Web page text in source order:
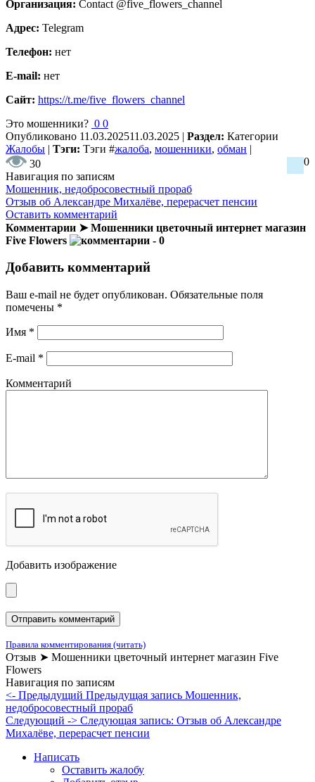
Организация: Contact @five_flowers_channel
Адрес: Telegram
Телефон: нет
E-mail: нет
Сайт: https://t.me/five_flowers_channel
Это мошенники? 0 0
Опубликовано 11.03.202511.03.2025 | Раздел: Категории
Жалобы | Тэги: Тэги #жалоба, мошенники, обман |
30
0
Навигация по записям
Мошенник, недобросовестный прораб
Отзыв об Александре Михалёве, перерасчет пенсии
Оставить комментарий
Комментарии ➤ Мошенники цветочный интернет магазин
Five Flowers
- 0
Добавить комментарий
Ваш e-mail не будет опубликован. Обязательные поля
помечены *
Имя *
E-mail *
Комментарий
Добавить изображение
Правила комментирования (читать)
Отзыв ➤ Мошенники цветочный интернет магазин Five
Flowers
Навигация по записям
<- Предыдущий Предыдущая запись Мошенник,
недобросовестный прораб
Следующий -> Следующая запись: Отзыв об Александре
Михалёве, перерасчет пенсии
Написать
Оставить жалобу